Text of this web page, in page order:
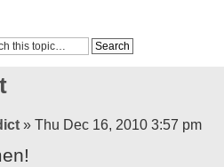
» Thu Dec 16, 2010 3:57 pm